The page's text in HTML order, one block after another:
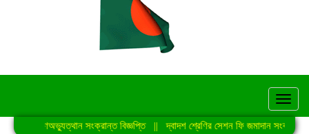
জুলাই গণঅভ্যুত্থান সংক্রান্ত বিজ্ঞপ্তি|| দ্বাদশ শ্রেণির সেশন ফি জমাদান সংক্রান্ত